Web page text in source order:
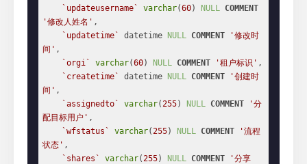
`updateusername`
varchar(60) NULL COMMENT
'修改人姓名' ,
`updatetime`
datetime NULL COMMENT
'修改时
间' ,
`orgi`
varchar(60) NULL COMMENT '租户标识' ,
`createtime`
datetime NULL COMMENT
'创建时
间' ,
`assignedto`
varchar(255) NULL COMMENT
'分
配目标用户' ,
`wfstatus`
varchar(255) NULL COMMENT
'流程
状态' ,
`shares`
varchar(255) NULL COMMENT
'分享